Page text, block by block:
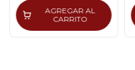
AGREGAR AL
CARRITO